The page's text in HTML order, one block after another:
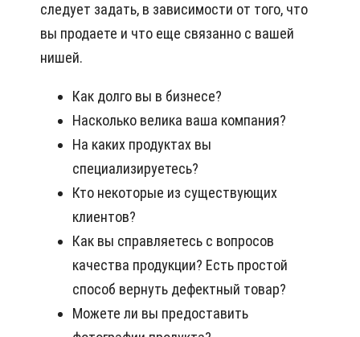
следует задать, в зависимости от того, что
вы продаете и что еще связанно с вашей
нишей.
Как долго вы в бизнесе?
Насколько велика ваша компания?
На каких продуктах вы
специализируетесь?
Кто некоторые из существующих
клиентов?
Как вы справляетесь с вопросов
качества продукции? Есть простой
способ вернуть дефектный товар?
Можете ли вы предоставить